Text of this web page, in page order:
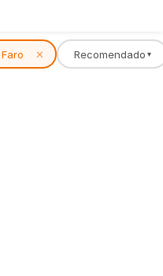
Faro ✕ Recomendado ▾